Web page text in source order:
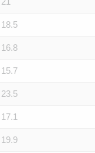
18.5
16.8
15.7
23.5
17.1
19.9